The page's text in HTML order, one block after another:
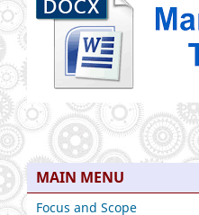
MAIN MENU
Focus and Scope